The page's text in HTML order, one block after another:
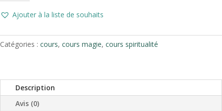
intentions
Ajouter à la liste de souhaits
Catégories : cours, cours magie, cours spiritualité
Description
Avis (0)